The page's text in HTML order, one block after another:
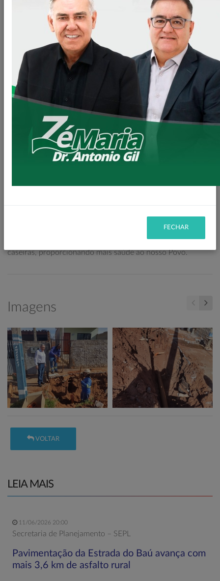
LOANDA MAIS SAÚDE
OBRAS DE SANEAMENTO BÁSICO
Parceria com a Sanepar em extensão da Rede de Esgoto da
nossa cidade.
Estamos promovendo mais Saúde e melhorando a qualidade
de vida da nossa População.
Em uma importante parceria com a Sanepar, está sendo
realizado obras de extensão da Rede de Esgoto nos trechos
onde está chegando a tão sonhada e esperada
pavimentação.
Com as obras da rede de esgoto vamos dando fim a fossas
caseiras, proporcionando mais saúde ao nosso Povo.
Imagens
VOLTAR
LEIA MAIS
11/06/2026 20:00
Secretaria de Planejamento – SEPL
Pavimentação da Estrada do Baú avança com
mais 3,6 km de asfalto rural
FECHAR